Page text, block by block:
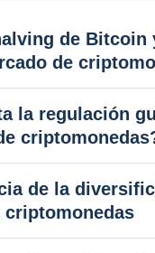
de Bitcoin
de
la regulación
de la